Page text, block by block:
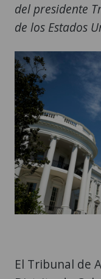
del presidente
de los Estados
El Tribunal de